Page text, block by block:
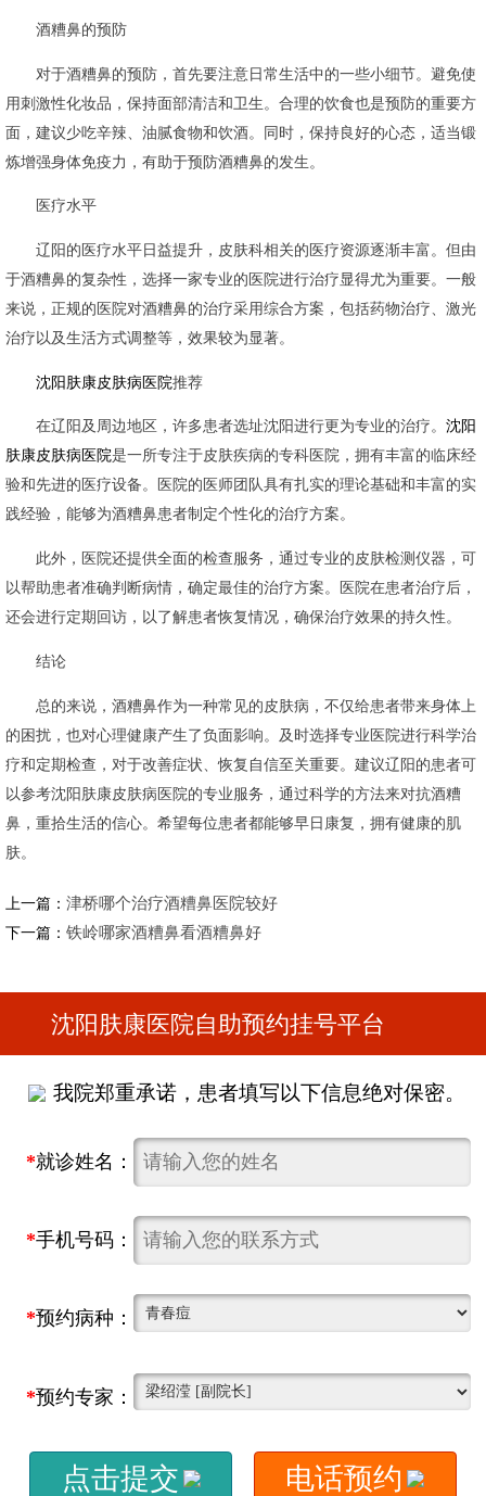
酒糟鼻的预防
对于酒糟鼻的预防，首先要注意日常生活中的一些小细节。避免使
用刺激性化妆品，保持面部清洁和卫生。合理的饮食也是预防的重要方
面，建议少吃辛辣、油腻食物和饮酒。同时，保持良好的心态，适当锻
炼增强身体免疫力，有助于预防酒糟鼻的发生。
医疗水平
辽阳的医疗水平日益提升，皮肤科相关的医疗资源逐渐丰富。但由
于酒糟鼻的复杂性，选择一家专业的医院进行治疗显得尤为重要。一般
来说，正规的医院对酒糟鼻的治疗采用综合方案，包括药物治疗、激光
治疗以及生活方式调整等，效果较为显著。
沈阳肤康皮肤病医院推荐
在辽阳及周边地区，许多患者选址沈阳进行更为专业的治疗。 沈阳
肤康皮肤病医院是一所专注于皮肤疾病的专科医院，拥有丰富的临床经
验和先进的医疗设备。医院的医师团队具有扎实的理论基础和丰富的实
践经验，能够为酒糟鼻患者制定个性化的治疗方案。
此外，医院还提供全面的检查服务，通过专业的皮肤检测仪器，可
以帮助患者准确判断病情，确定最佳的治疗方案。医院在患者治疗后，
还会进行定期回访，以了解患者恢复情况，确保治疗效果的持久性。
结论
总的来说，酒糟鼻作为一种常见的皮肤病，不仅给患者带来身体上
的困扰，也对心理健康产生了负面影响。及时选择专业医院进行科学治
疗和定期检查，对于改善症状、恢复自信至关重要。建议辽阳的患者可
以参考沈阳肤康皮肤病医院的专业服务，通过科学的方法来对抗酒糟
鼻，重拾生活的信心。希望每位患者都能够早日康复，拥有健康的肌
肤。
上一篇：津桥哪个治疗酒糟鼻医院较好
下一篇：铁岭哪家酒糟鼻看酒糟鼻好
沈阳肤康医院自助预约挂号平台
我院郑重承诺，患者填写以下信息绝对保密。
*就诊姓名：
*手机号码：
*预约病种：
*预约专家：
点击提交 电话预约